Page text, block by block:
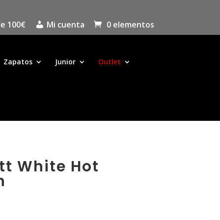
100€ Mi cuenta 0 elementos
Zapatos Junior Outlet
White Hot